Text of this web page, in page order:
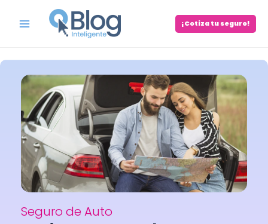
Menu
¡Cotiza tu seguro!
Seguro de Auto